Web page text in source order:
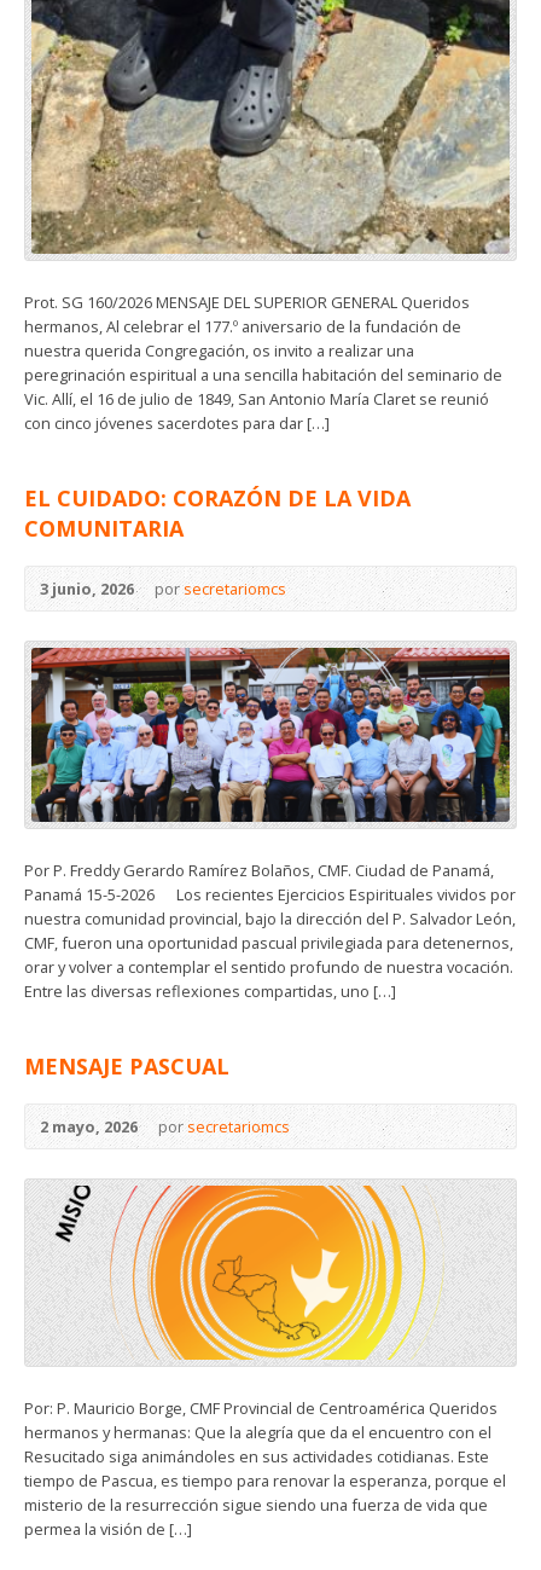
Prot. SG 160/2026 MENSAJE DEL SUPERIOR GENERAL Queridos
hermanos, Al celebrar el 177.º aniversario de la fundación de
nuestra querida Congregación, os invito a realizar una
peregrinación espiritual a una sencilla habitación del seminario de
Vic. Allí, el 16 de julio de 1849, San Antonio María Claret se reunió
con cinco jóvenes sacerdotes para dar […]
EL CUIDADO: CORAZÓN DE LA VIDA
COMUNITARIA
3 junio, 2026 porsecretariomcs
Por P. Freddy Gerardo Ramírez Bolaños, CMF. Ciudad de Panamá,
Panamá 15-5-2026 Los recientes Ejercicios Espirituales vividos por
nuestra comunidad provincial, bajo la dirección del P. Salvador León,
CMF, fueron una oportunidad pascual privilegiada para detenernos,
orar y volver a contemplar el sentido profundo de nuestra vocación.
Entre las diversas reflexiones compartidas, uno […]
MENSAJE PASCUAL
2 mayo, 2026 por secretariomcs
Por: P. Mauricio Borge, CMF Provincial de Centroamérica Queridos
hermanos y hermanas: Que la alegría que da el encuentro con el
Resucitado siga animándoles en sus actividades cotidianas. Este
tiempo de Pascua, es tiempo para renovar la esperanza, porque el
misterio de la resurrección sigue siendo una fuerza de vida que
permea la visión de […]